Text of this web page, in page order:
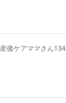
産後ケアママさん134